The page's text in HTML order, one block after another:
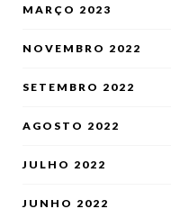
MARÇO 2023
NOVEMBRO 2022
SETEMBRO 2022
AGOSTO 2022
JULHO 2022
JUNHO 2022